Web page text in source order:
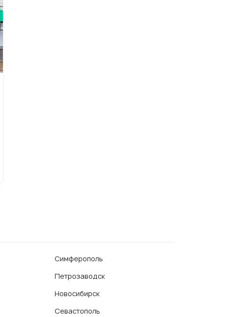
Симферополь
Петрозаводск
Новосибирск
Севастополь